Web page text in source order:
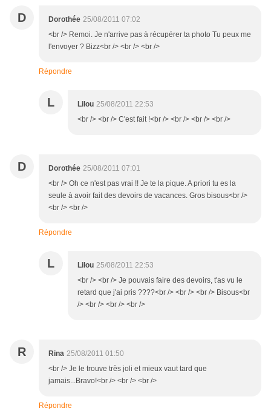
D Dorothée 25/08/2011 07:02
<br /> Remoi. Je n'arrive pas à récupérer ta photo Tu peux me
l'envoyer ? Bizz<br /> <br /> <br />
Répondre
L Lilou 25/08/2011 22:53
<br /> <br /> C'est fait !<br /> <br /> <br /> <br />
D Dorothée 25/08/2011 07:01
<br /> Oh ce n'est pas vrai !! Je te la pique. A priori tu es la
seule à avoir fait des devoirs de vacances. Gros bisous<br />
<br /> <br />
Répondre
L Lilou 25/08/2011 22:53
<br /> <br /> Je pouvais faire des devoirs, t'as vu le
retard que j'ai pris ????<br /> <br /> <br /> Bisous<br
/> <br /> <br /> <br />
R Rina 25/08/2011 01:50
<br /> Je le trouve très joli et mieux vaut tard que
jamais...Bravo!<br /> <br /> <br />
Répondre